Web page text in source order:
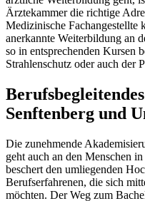
Ärztekammer die richtige
Medizinische Fachangestellte
anerkannte Weiterbildung an
so in entsprechenden Kursen
Strahlenschutz oder auch der
Senftenberg und
Die zunehmende
geht auch an den Menschen
beschert den umliegenden
Berufserfahrenen, die sich
möchten. Der Weg zum